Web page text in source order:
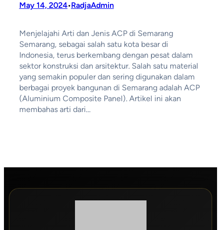
May 14, 2024•RadjaAdmin
Menjelajahi Arti dan Jenis ACP di Semarang
Semarang, sebagai salah satu kota besar di
Indonesia, terus berkembang dengan pesat dalam
sektor konstruksi dan arsitektur. Salah satu material
yang semakin populer dan sering digunakan dalam
berbagai proyek bangunan di Semarang adalah ACP
(Aluminium Composite Panel). Artikel ini akan
membahas arti dari…